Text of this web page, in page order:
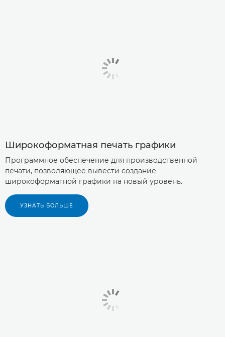
Широкоформатная печать графики
Программное обеспечение для производственной
печати, позволяющее вывести создание
широкоформатной графики на новый уровень.
УЗНАТЬ БОЛЬШЕ